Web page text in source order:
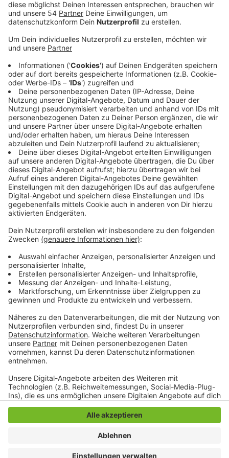
Anzeige
Gleichzeitig gebe es aber auch viele Gruppen, die
jetzt Helfende und Hilfesuchende zusammenbringen.
Ältere Menschen können sich an den
Pflegestützpunkt der Stadt wenden, wenn sie zum
Beispiel Hilfe beim Einkauf oder bei Besorgungen
brauchen. Die Hilfe kommt dann von Mitarbeitern der
Sozial-Holding, die sich freiwillig gemeldet haben, um
ältere Mönchengladbacher zu unterstützen. Wer
selber Unterstützung anbieten möchte, kann sich beim
Freiwilligenzentrum der Caritas melden, das die
Hilfsangebote koordiniert.
Pflegestützpunkt des Fachbereichs Altenhilfe:
montags bis freitags von 8:30 bis 15:00 Uhr unter der
Freiwilligenzentrum Caritas: montags, mittwochs und
freitags jeweils von 9:00 bis 14:00 Uhr unter der
Rufnummer 02166-40207 oder per Mail an fwz-
mg@caritas-mg.de
Anzeige
Anzeige